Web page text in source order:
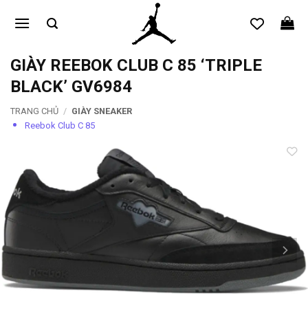
qua
dungGIÀY REEBOK CLUB C 85 ‘TRIPLE
BLACK’ GV6984
TRANG CHỦ / GIÀY SNEAKER
Reebok Club C 85